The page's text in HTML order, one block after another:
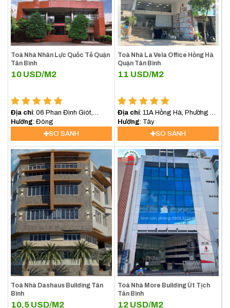
Toà Nhà Nhân Lực Quốc Tế Quận
Tân Bình
10 USD/M2
Địa chỉ: 06 Phan Đình Giót,
Phường 2, Quận Tân Bình
Hướng : Đông
SO SÁNH
Toà Nhà La Vela Office Hồng Hà
Quận Tân Bình
11 USD/M2
Địa chỉ: 11A Hồng Hà, Phường 2,
Quận Tân Bình, TP.HCM
Hướng : Tây
SO SÁNH
Toà Nhà Dashaus Building Tân
Bình
10,5 USD/M2
Toà Nhà More Building Út Tịch
Tân Bình
12 USD/M2